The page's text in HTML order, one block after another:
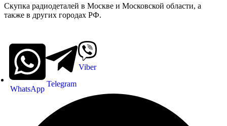
Скупка радиодеталей в Москве и Московской области, а
также в других городах РФ.
WhatsApp
Telegram
Viber